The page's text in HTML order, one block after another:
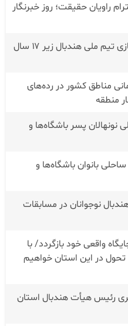
راویان حقیقت؛ روز خبرنگار
برگزاری پنجمین اردوی آماده‌سازی تیم ملی هندبال زیر ۱۷ سال
مناطق کشور در رده‌های
منطقه
نونهالان پسر باشگاه‌ها و
بانوان باشگاه‌ها و
نوجوانان در مسابقات
واقعی خود بازگردد/ با
تحول در این استان خواهیم
رئیس هیأت هندبال استان